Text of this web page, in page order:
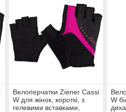
Велоперчатки Ziener Cassi
W для жінок, короткі, з
гелевими вставками,
W